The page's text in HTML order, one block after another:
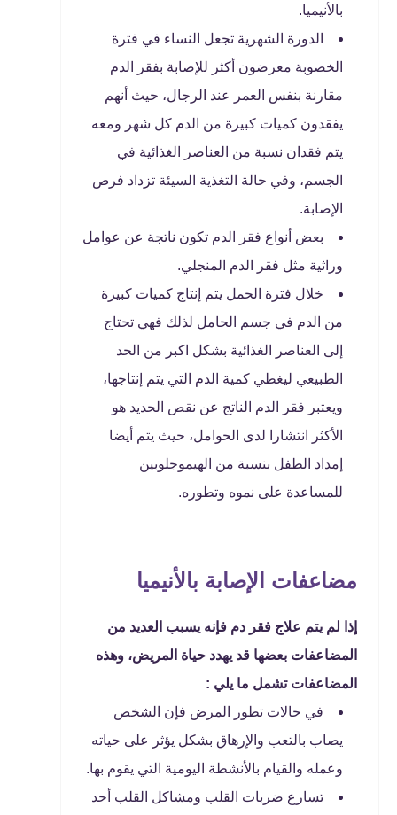
بالأنيميا.
الدورة الشهرية تجعل النساء في فترة
الخصوبة معرضون أكثر للإصابة بفقر الدم
مقارنة بنفس العمر عند الرجال، حيث أنهم
يفقدون كميات كبيرة من الدم كل شهر ومعه
يتم فقدان نسبة من العناصر الغذائية في
الجسم، وفي حالة التغذية السيئة تزداد فرص
الإصابة.
بعض أنواع فقر الدم تكون ناتجة عن عوامل
وراثية مثل فقر الدم المنجلي.
خلال فترة الحمل يتم إنتاج كميات كبيرة
من الدم في جسم الحامل لذلك فهي تحتاج
إلى العناصر الغذائية بشكل اكبر من الحد
الطبيعي ليغطي كمية الدم التي يتم إنتاجها،
ويعتبر فقر الدم الناتج عن نقص الحديد هو
الأكثر انتشارا لدى الحوامل، حيث يتم أيضا
إمداد الطفل بنسبة من الهيموجلوبين
للمساعدة على نموه وتطوره.
مضاعفات الإصابة بالأنيميا
إذا لم يتم علاج فقر دم فإنه يسبب العديد من
المضاعفات بعضها قد يهدد حياة المريض، وهذه
المضاعفات تشمل ما يلي :
في حالات تطور المرض فإن الشخص
يصاب بالتعب والإرهاق بشكل يؤثر على حياته
وعمله والقيام بالأنشطة اليومية التي يقوم بها.
تسارع ضربات القلب ومشاكل القلب أحد